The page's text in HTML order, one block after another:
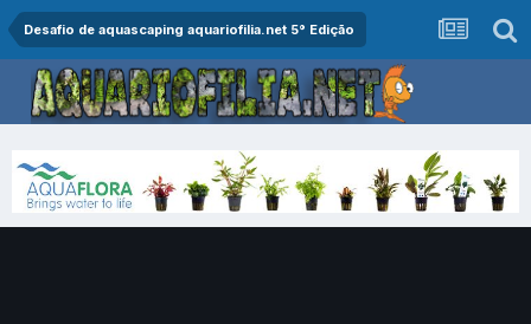
Desafio de aquascaping aquariofilia.net 5° Edição